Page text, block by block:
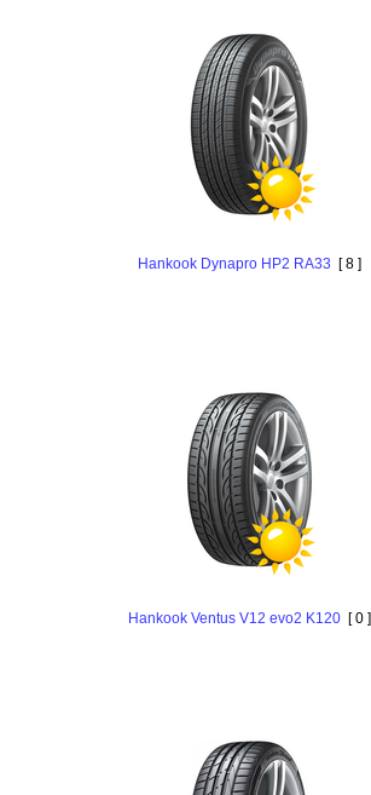
Hankook Dynapro HP2 RA33 [ 8 ]
Hankook Ventus V12 evo2 K120[ 0 ]